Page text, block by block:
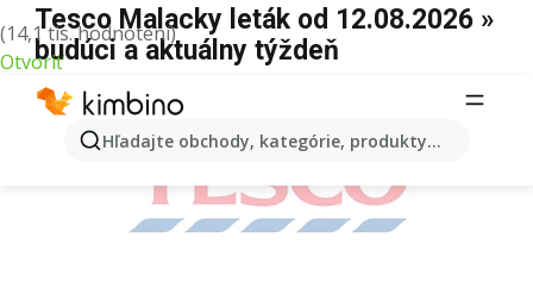
(14,1 tis. hodnotení)
Otvoriť
Hľadajte obchody, kategórie, produkty...
Tesco Malacky leták od 12.08.2026 »
budúci a aktuálny týždeň